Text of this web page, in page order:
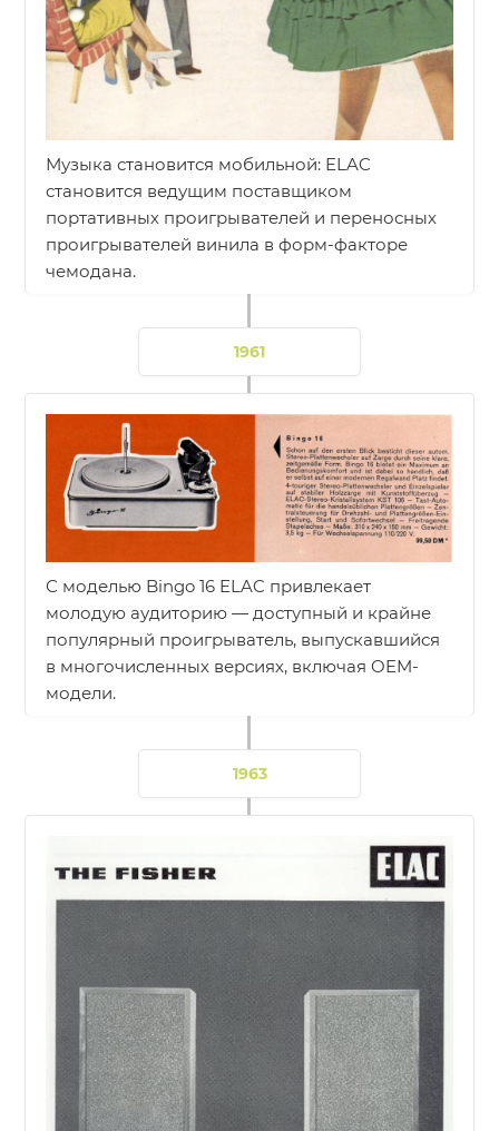
Музыка становится мобильной: ELAC
становится ведущим поставщиком
портативных проигрывателей и переносных
проигрывателей винила в форм-факторе
чемодана.
1961
С моделью Bingo 16 ELAC привлекает
молодую аудиторию — доступный и крайне
популярный проигрыватель, выпускавшийся
в многочисленных версиях, включая OEM-
модели.
1963